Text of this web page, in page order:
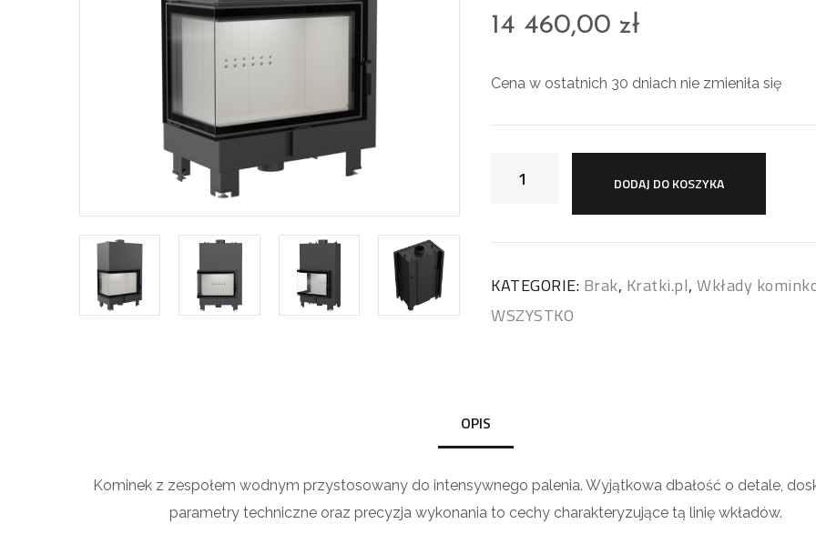
14 460,00zł
Cena w ostatnich 30 dniach nie zmieniła się
DODAJ DO KOSZYKA
KATEGORIE: Brak, Kratki.pl,Wkłady
WSZYSTKO
OPIS
Kominek z zespołem wodnym przystosowany do intensywnego palenia. Wyjątkowa dbałość o detale,
parametry techniczne oraz precyzja wykonania to cechy charakteryzujące tą linię wkładów.